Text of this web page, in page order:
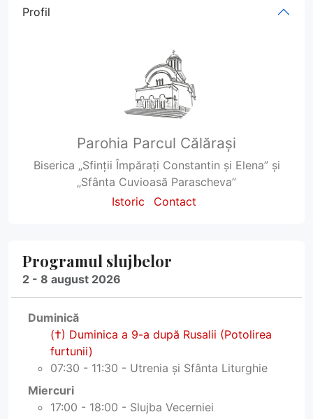
Profil
Parohia Parcul Călărași
Biserica „Sfinții Împărați Constantin și Elena” și
„Sfânta Cuvioasă Parascheva”
Istoric
Contact
Programul slujbelor
2 - 8 august 2026
Duminică
(†) Duminica a 9-a după Rusalii (Potolirea
furtunii)
07:30 - 11:30 - Utrenia și Sfânta Liturghie
Miercuri
17:00 - 18:00 - Slujba Vecerniei